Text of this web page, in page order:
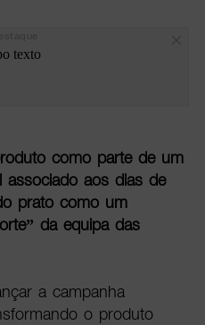
como parte de um
associado aos dias de
prato como um
da equipa das
a campanha
o produto